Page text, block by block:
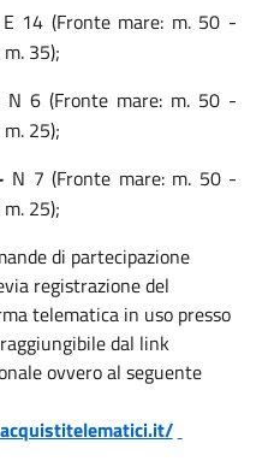
E 14 (Fronte mare: m. 50 -
35);
N 6 (Fronte mare: m. 50 -
25);
N 7 (Fronte mare: m. 50 -
25);
di partecipazione
registrazione del
telematica in uso presso
dal link
ovvero al seguente